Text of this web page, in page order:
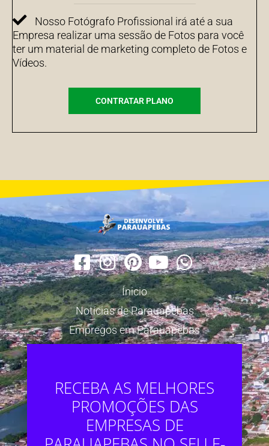
Nosso Fotógrafo Profissional irá até a sua
Empresa realizar uma sessão de Fotos para você
ter um material de marketing completo de Fotos e
Vídeos.
CONTRATAR PLANO
Ínicio
Notícias de Parauapebas
Empregos em Parauapebas
RECEBA AS MELHORES
PROMOÇÕES DAS
EMPRESAS DE